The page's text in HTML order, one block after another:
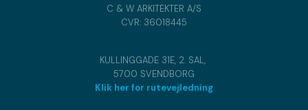
C & W ARKITEKTER A/S
CVR​: 36018445
​KULLINGGADE 31E, 2. SAL,
5700 SVENDBORG
Klik her for rutevejledning